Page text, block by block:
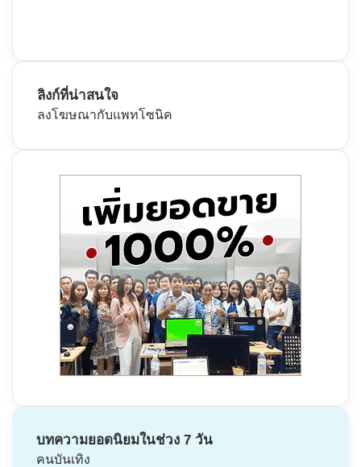
ลิงก์ที่น่าสนใจ
ลงโฆษณากับแพทโซนิค
บทความยอดนิยมในช่วง 7 วัน
คนบันเทิง